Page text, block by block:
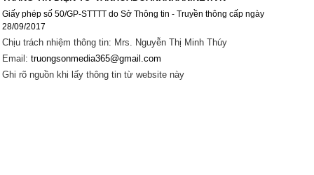
Giấy phép số 50/GP-STTTT do Sở Thông tin - Truyền thông cấp ngày
28/09/2017
Chịu trách nhiệm thông tin: Mrs. Nguyễn Thị Minh Thúy
Email: truongsonmedia365@gmail.com
Ghi rõ nguồn khi lấy thông tin từ website này